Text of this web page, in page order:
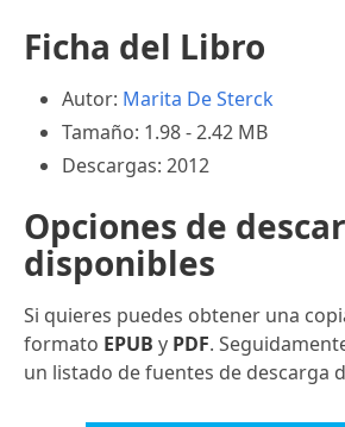
Ficha del Libro
Autor: Marita De Sterck
Tamaño: 1.98 - 2.42 MB
Descargas: 2012
Opciones de
disponibles
Si quieres puedes obtener una
formato EPUB y PDF.
un listado de fuentes de descarga